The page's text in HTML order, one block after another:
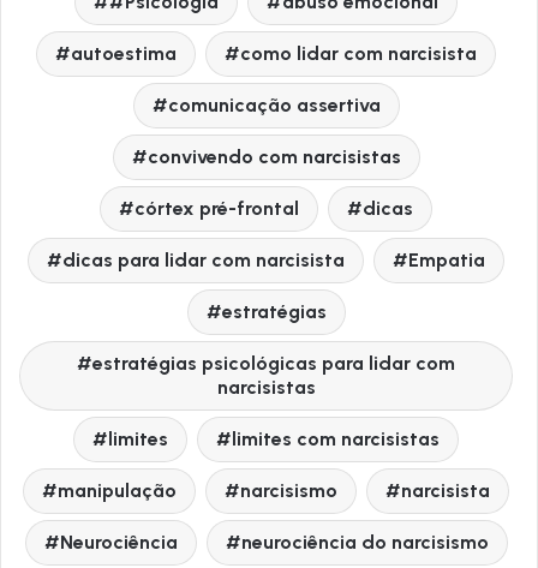
autoestima como lidar com narcisista
comunicação assertiva
convivendo com narcisistas
córtex pré-frontal dicas
dicas para lidar com narcisista Empatia
estratégias
estratégias psicológicas para lidar com
narcisistas
limites limites com narcisistas
manipulação narcisismo narcisista
Neurociência neurociência do narcisismo